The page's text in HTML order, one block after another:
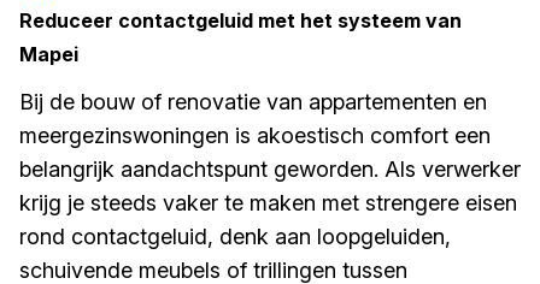
Reduceer contactgeluid met het systeem van
Mapei
Bij de bouw of renovatie van appartementen en
meergezinswoningen is akoestisch comfort een
belangrijk aandachtspunt geworden. Als verwerker
krijg je steeds vaker te maken met strengere eisen
rond contactgeluid, denk aan loopgeluiden,
schuivende meubels of trillingen tussen